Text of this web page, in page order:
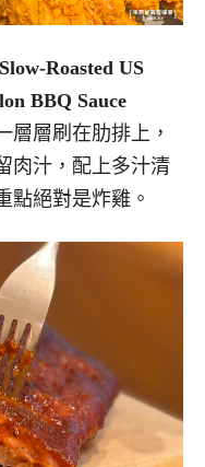
Roasted US
BBQ Sauce
層層刷在肋排上，
肉汁，配上多汁清
點絕對是炸雞。